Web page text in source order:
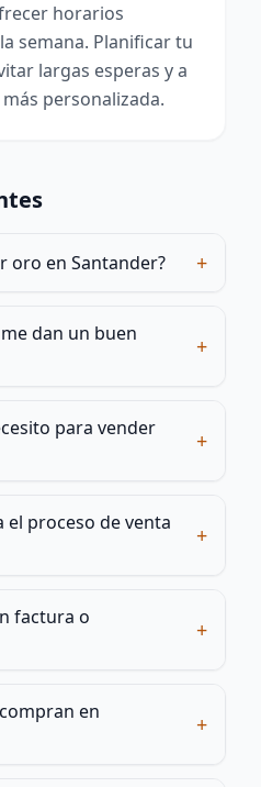
horarios
semana. Planificar tu
largas esperas y a
personalizada.
oro en Santander? +
dan un buen
+
para vender
+
proceso de venta
+
factura o
+
en
+